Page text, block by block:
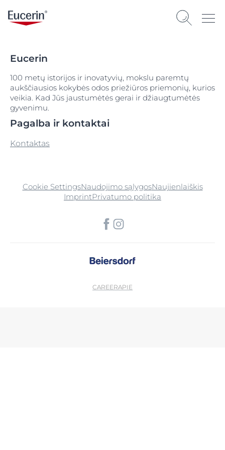
Eucerin
100 metų istorijos ir inovatyvių, mokslu paremtų
aukščiausios kokybės odos priežiūros priemonių, kurios
veikia. Kad Jūs jaustumėtės gerai ir džiaugtumėtės
gyvenimu.
Pagalba ir kontaktai
Kontaktas
Cookie SettingsNaudojimo sąlygosNaujienlaiškis
ImprintPrivatumo politika
CAREERAPIE